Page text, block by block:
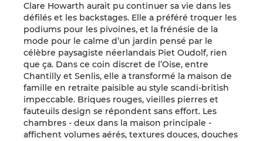
Clare Howarth aurait pu continuer sa vie dans les
défilés et les backstages. Elle a préféré troquer les
podiums pour les pivoines, et la frénésie de la
mode pour le calme d’un jardin pensé par le
célèbre paysagiste néerlandais Piet Oudolf, rien
que ça. Dans ce coin discret de l’Oise, entre
Chantilly et Senlis, elle a transformé la maison de
famille en retraite paisible au style scandi-british
impeccable. Briques rouges, vieilles pierres et
fauteuils design se répondent sans effort. Les
chambres - deux dans la maison principale -
affichent volumes aérés, textures douces, douches